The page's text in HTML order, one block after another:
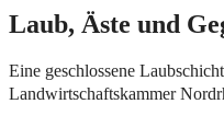
Laub, Äste und
Eine geschlossene
Landwirtschaftskammer